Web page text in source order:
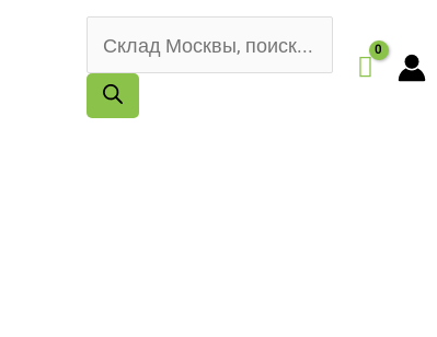
Поиск
товаров